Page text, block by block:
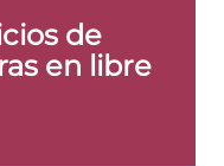
de
en libre